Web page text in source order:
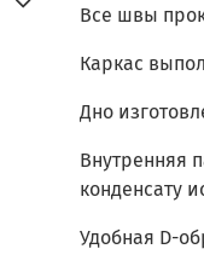
Все швы
Каркас
Дно
Внутренняя
конденсату
Удобная D-